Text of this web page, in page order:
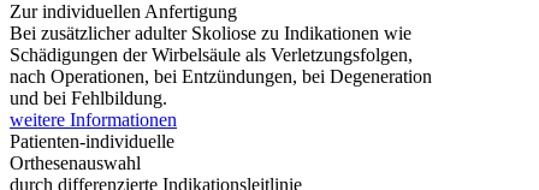
Zur individuellen Anfertigung
Bei zusätzlicher adulter Skoliose zu Indikationen wie
Schädigungen der Wirbelsäule als Verletzungsfolgen,
nach Operationen, bei Entzündungen, bei Degeneration
und bei Fehlbildung.
weitere Informationen
Patienten-individuelle
Orthesenauswahl
durch differenzierte Indikationsleitlinie